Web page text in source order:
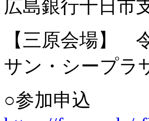
広島銀行十日市
【三原会場】
サン・シープラ
○参加申込